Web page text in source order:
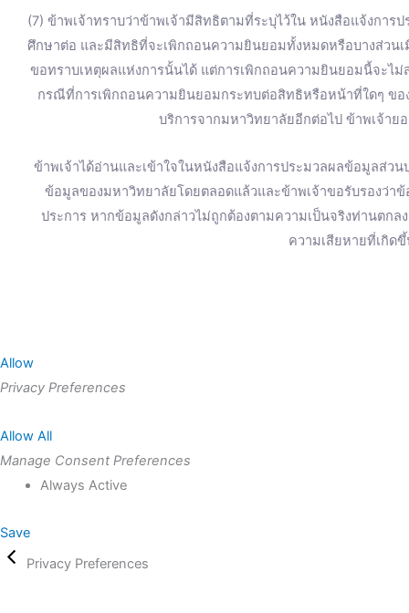
(7) ข้าพเจ้าทราบว่าข้าพเจ้ามีสิทธิตามที่ระบุไว้ใน หนังสือแจ้งกา
ศึกษาต่อ และมีสิทธิที่จะเพิกถอนความยินยอมทั้งหมดหรือบางส่วน
ขอทราบเหตุผลแห่งการนั้นได้ แต่การเพิกถอนความยินยอมนี้จะไ
กรณีที่การเพิกถอนความยินยอมกระทบต่อสิทธิหรือหน้าที่ใดๆ ขอ
บริการจากมหาวิทยาลัยอีกต่อไป ข้าพเจ้า
ข้าพเจ้าได้อ่านและเข้าใจในหนังสือแจ้งการประมวลผลข้อมูลส่
ข้อมูลของมหาวิทยาลัยโดยตลอดแล้วและข้าพเจ้าขอรับรองว่า
ประการ หากข้อมูลดังกล่าวไม่ถูกต้องตามความเป็นจริงท่านตก
ความเสียหายที่เกิด
Allow
Privacy Preferences
Allow All
Manage Consent Preferences
Always Active
Save
Privacy Preferences